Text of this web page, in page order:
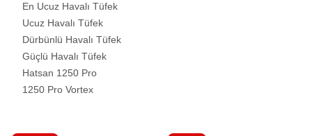
En Ucuz Havalı Tüfek
Ucuz Havalı Tüfek
Dürbünlü Havalı Tüfek
Güçlü Havalı Tüfek
Hatsan 1250 Pro
1250 Pro Vortex